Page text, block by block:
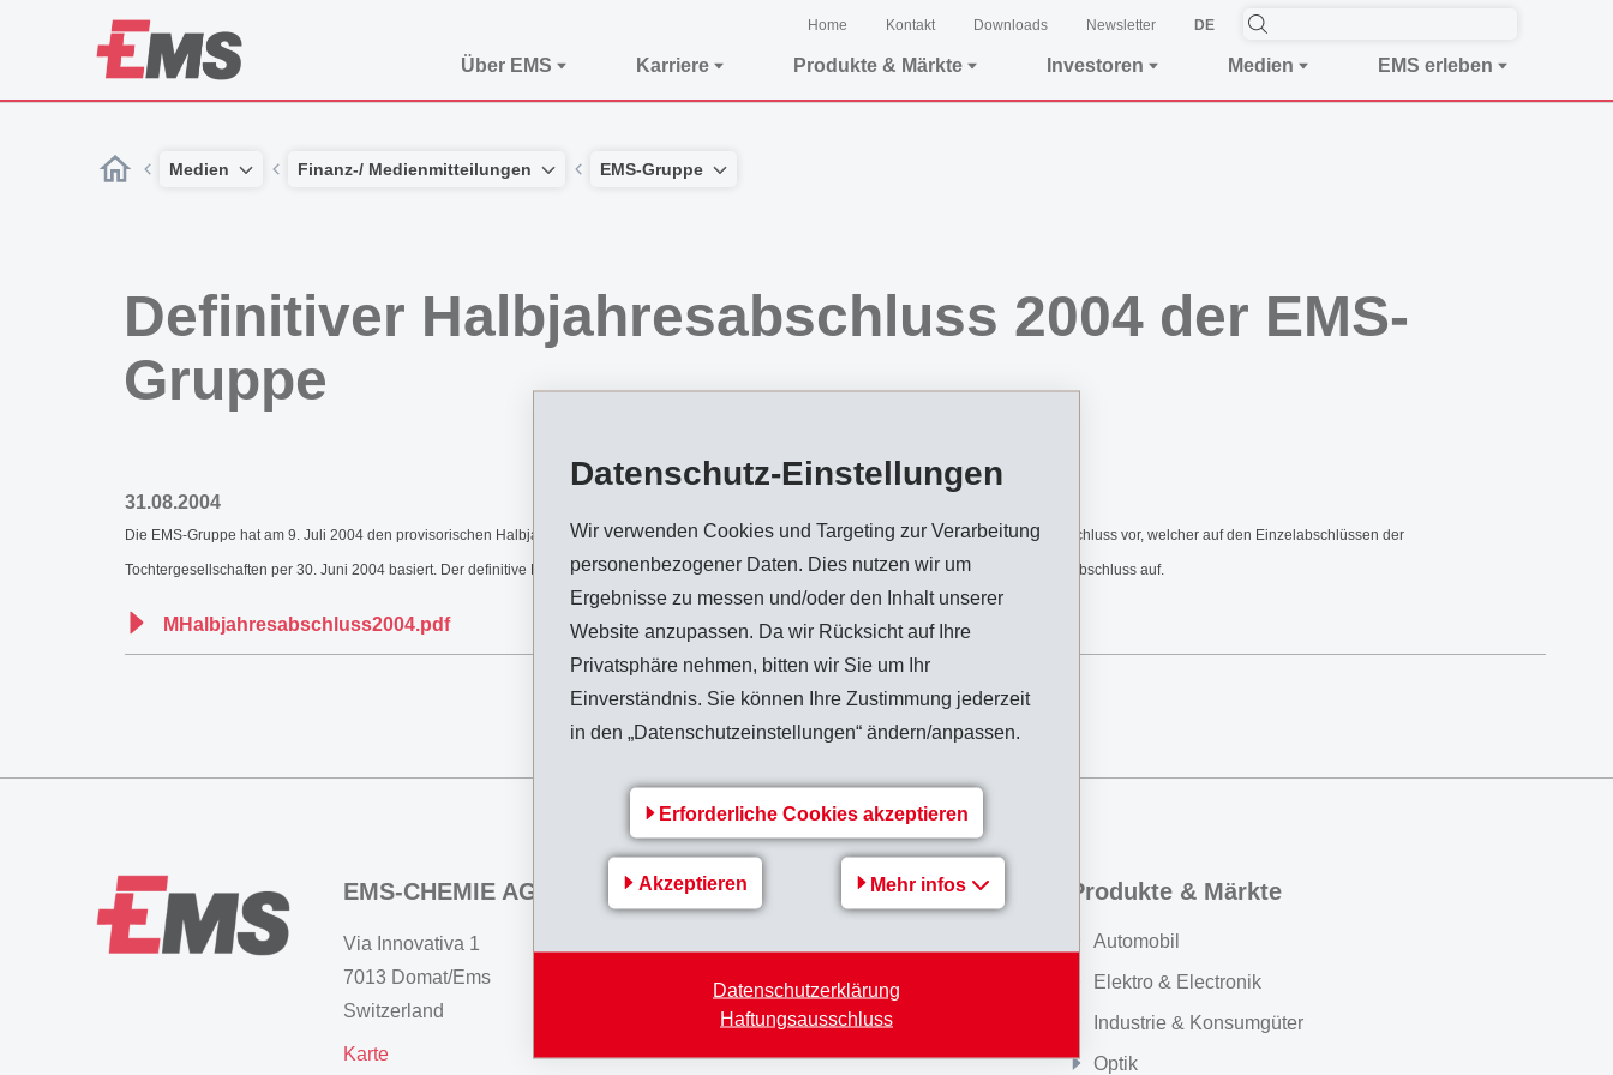
Datenschutz-Einstellungen
Wir verwenden Cookies und Targeting zur Verarbeitung
personenbezogener Daten. Dies nutzen wir um
Ergebnisse zu messen und/oder den Inhalt unserer
Website anzupassen. Da wir Rücksicht auf Ihre
Privatsphäre nehmen, bitten wir Sie um Ihr
Einverständnis. Sie können Ihre Zustimmung jederzeit
in den „Datenschutzeinstellungen“ ändern/anpassen.
Erforderliche Cookies akzeptieren
Akzeptieren Mehr infos
Datenschutzerklärung
Haftungsausschluss
Home Kontakt Downloads Newsletter DE
Über EMS Karriere Produkte & Märkte Investoren Medien EMS erleben
Medien Finanz-/ Medienmitteilungen EMS-Gruppe
Definitiver Halbjahresabschluss 2004 der EMS-
Gruppe
31.08.2004
Die EMS-Gruppe hat am 9. Juli 2004 den provisorischen Halbjahresabschluss 2004 publiziert. Nun liegt der definitive konsolidierte Halbjahresabschluss vor, welcher auf den Einzelabschlüssen der
Tochtergesellschaften per 30. Juni 2004 basiert. Der definitive Halbjahresabschluss weist keine wesentlichen Abweichungen zum provisorischen Abschluss auf.
MHalbjahresabschluss2004.pdf
Zurück zur Übersicht
EMS-CHEMIE AG
Via Innovativa 1
7013 Domat/Ems
Switzerland
Karte
EMS-Gruppe
Finanz-/Medienmitteilungen
Nachhaltigkeit
Produkte & Märkte
Automobil
Elektro & Electronik
Industrie & Konsumgüter
Optik